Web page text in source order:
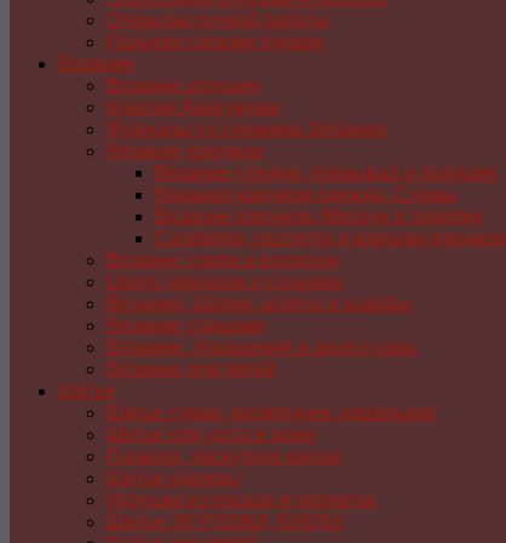
Открытки ручной работы
Подарки своими руками
Вязание
Вязание игрушек
Куколки Амигуруми
Журналы со схемами. Вязание
Вязание крючком
Вязание пледов, покрывал и подушек
Вязаная крючком одежда. Схемы
Вязание крючком. Мелочи и поделки
Салфетки, скатерти и коврики крючком
Вязание сумок и корзинок
Цветы крючком и спицами
Вязание. Шапки, шляпы и шарфы
Вязание спицами
Вязание. Украшения и аксессуары
Вязание для детей
Шитье
Шитье сумок, косметичек, кошельков
Шитье для уюта в доме
Пэчворк, лоскутное шитье
Шитье одежды
Игрушки из носков и перчаток
Шитье. ИГРУШКИ, КУКЛЫ